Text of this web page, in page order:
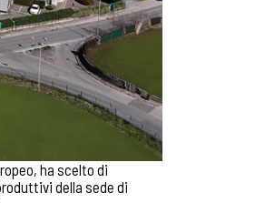
ha scelto di
della sede di